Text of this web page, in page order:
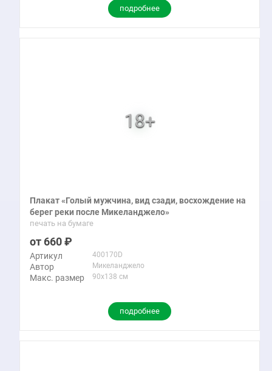
подробнее
Плакат «Голый мужчина, вид сзади, восхождение на
берег реки после Микеланджело»
печать на бумаге
660
Артикул 400170D
Автор Микеланджело
Макс. размер 90x138 см
подробнее